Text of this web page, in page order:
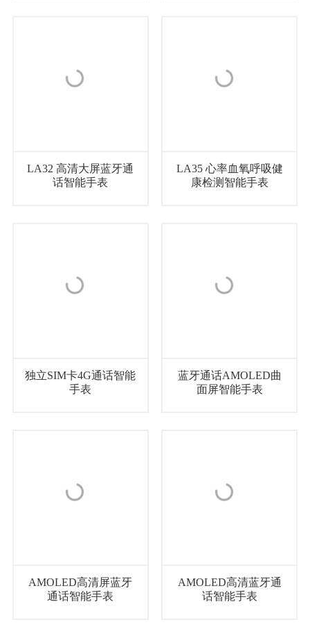
LA32 高清大屏蓝牙通
话智能手表
LA35 心率血氧呼吸健
康检测智能手表
独立SIM卡4G通话智能
手表
蓝牙通话AMOLED曲
面屏智能手表
AMOLED高清屏蓝牙
通话智能手表
AMOLED高清蓝牙通
话智能手表